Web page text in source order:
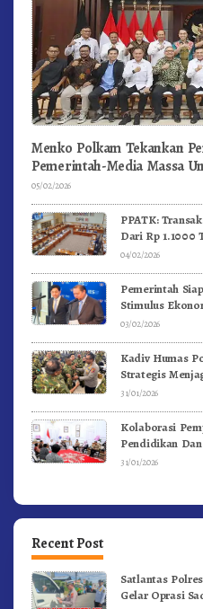
Menko Polkam Tekankan
Pemerintah-Media Massa
05/02/2026
PPATK:
Dari Rp 1.1000
04/02/2026
Pemerintah
Stimulus
03/02/2026
Kadiv Humas
Strategis
dan NKRI
31/01/2026
Kolaborasi
Pendidikan
31/01/2026
Recent Post
Satlantas
Gelar Oprasi